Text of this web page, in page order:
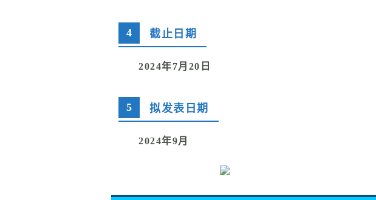
4 截止日期
2024年7月20日
5 拟发表日期
2024年9月